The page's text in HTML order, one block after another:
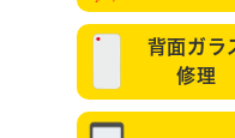
背面ガラ
修理